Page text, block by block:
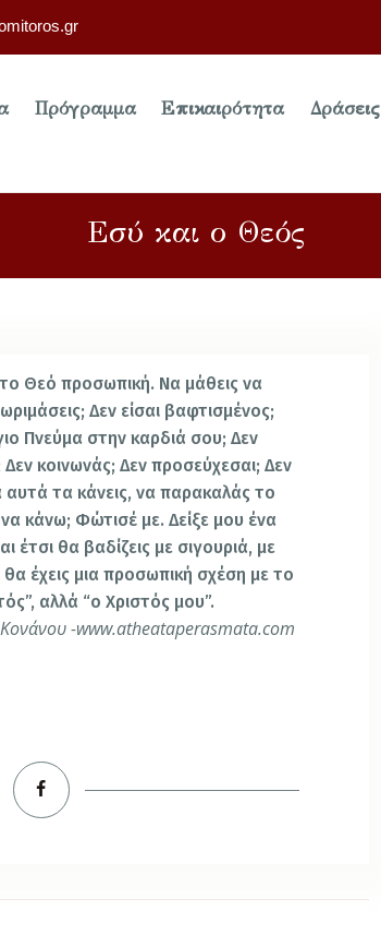
Πρόγραμμα Επικαιρότητα Δράσεις
Εσύ και ο Θεός
Θεό προσωπική. Να μάθεις να
Δεν είσαι βαφτισμένος;
Πνεύμα στην καρδιά σου;Δεν
κοινωνάς; Δεν προσεύχεσαι; Δεν
αυτά τα κάνεις, να παρακαλάς το
να κάνω; Φώτισέ με. Δείξε μου ένα
έτσι θα βαδίζεις με σιγουριά, με
έχεις μια προσωπική σχέση με το
αλλά “ο Χριστός μου”.
-www.atheataperasmata.com